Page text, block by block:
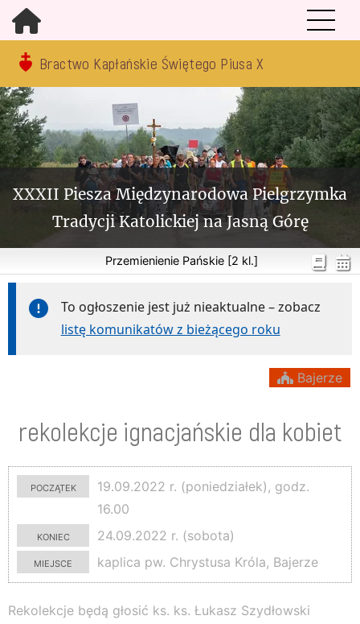
Bractwo Kapłańskie Świętego Piusa X
XXXII Piesza Międzynarodowa Pielgrzymka
Tradycji Katolickiej na Jasną Górę
Przemienienie Pańskie [2 kl.]
To ogłoszenie jest już nieaktualne – zobacz
listę komunikatów z bieżącego roku
Bajerze
rekolekcje ignacjańskie dla kobiet
początek
19.09.2022 r. (poniedziałek), godz.
16.00
koniec
24.09.2022 r. (sobota)
miejsce
kaplica pw. Chrystusa Króla, Bajerze
Rekolekcje będą głosić ks. ks. Łukasz Szydłowski